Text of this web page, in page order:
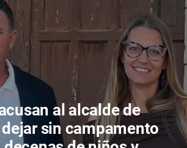
al alcalde de
sin campamento